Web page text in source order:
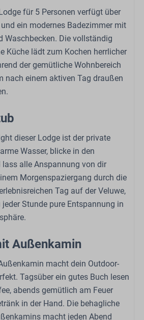
1
für 5 Personen verfügt über
ein modernes Badezimmer mit
Waschbecken. Die vollständig
Küche lädt zum Kochen herrlicher
der gemütliche Wohnbereich
nach einem aktiven Tag draußen
dieser Lodge ist der private
Wasser, blicke in den
alle Anspannung von dir
Morgenspaziergang durch die
Tag auf der Veluwe,
Stunde pure Entspannung in
Außenkamin
macht dein Outdoor-
Tagsüber ein gutes Buch lesen
abends gemütlich am Feuer
in der Hand. Die behagliche
macht jeden Abend